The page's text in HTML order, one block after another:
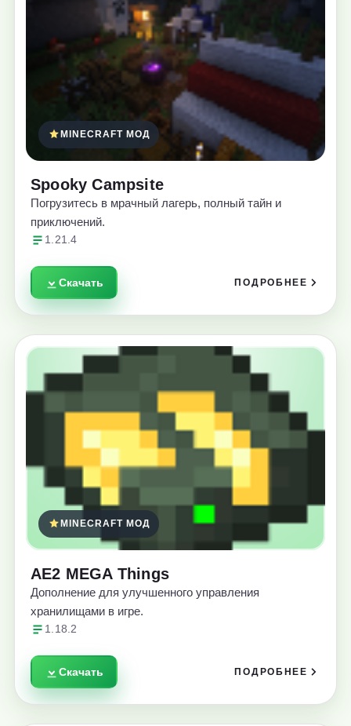
MINECRAFT МОД
Spooky Campsite
Погрузитесь в мрачный лагерь, полный тайн и
приключений.
1.21.4
Скачать ПОДРОБНЕЕ
MINECRAFT МОД
AE2 MEGA Things
Дополнение для улучшенного управления
хранилищами в игре.
1.18.2
Скачать ПОДРОБНЕЕ